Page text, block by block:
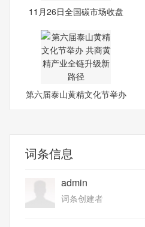
11月26日全国碳市场收盘
第六届泰山黄精文化节举办
词条信息
admin
词条创建者